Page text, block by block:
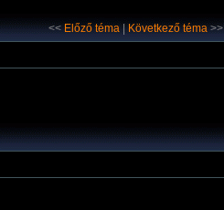
<<Előző téma|Következő téma>>